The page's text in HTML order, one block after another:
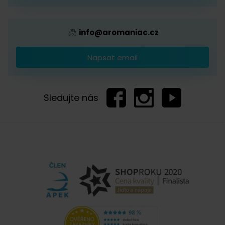
info@aromaniac.cz
Napsat email
Sledujte nás